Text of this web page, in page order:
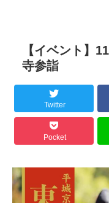
【イベント】
寺参詣
Twitter
Pocket